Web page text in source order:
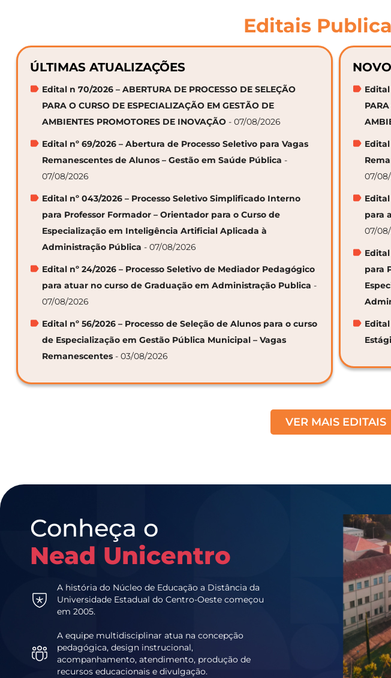
Editais
ÚLTIMAS ATUALIZAÇÕES
Edital n 70/2026 – ABERTURA DE PROCESSO DE SELEÇÃO
PARA O CURSO DE ESPECIALIZAÇÃO EM GESTÃO DE
AMBIENTES PROMOTORES DE INOVAÇÃO - 07/08/2026
Edital nº 69/2026 – Abertura de Processo Seletivo para Vagas
Remanescentes de Alunos – Gestão em Saúde Pública -
07/08/2026
Edital nº 043/2026 – Processo Seletivo Simplificado Interno
para Professor Formador – Orientador para o Curso de
Especialização em Inteligência Artificial Aplicada à
Administração Pública - 07/08/2026
Edital nº 24/2026 – Processo Seletivo de Mediador Pedagógico
para atuar no curso de Graduação em Administração Publica -
07/08/2026
Edital nº 56/2026 – Processo de Seleção de Alunos para o curso
de Especialização em Gestão Pública Municipal – Vagas
Remanescentes - 03/08/2026
Edital
07/
para
07/
para
VER MAIS EDITAIS
Conheça o
Nead Unicentro
A história do Núcleo de Educação a Distância da
Universidade Estadual do Centro-Oeste começou
em 2005.
A equipe multidisciplinar atua na concepção
pedagógica, design instrucional,
acompanhamento, atendimento, produção de
recursos educacionais e divulgação.